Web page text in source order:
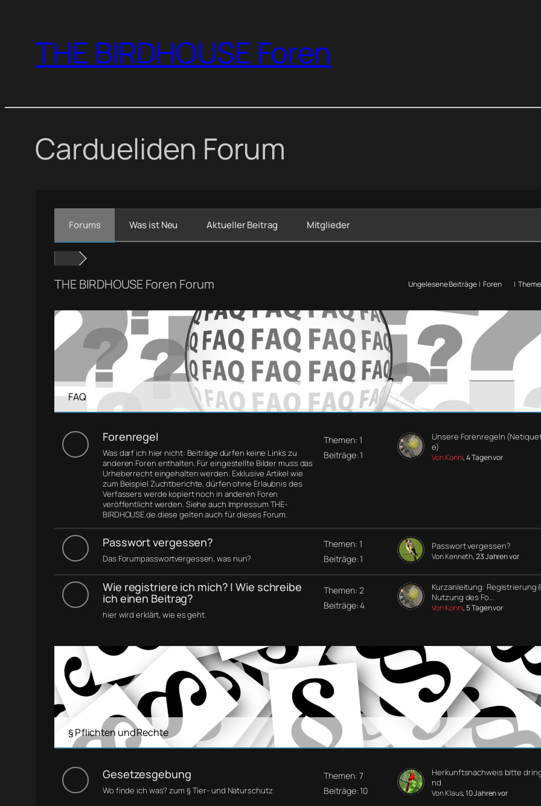
springenTHE BIRDHOUSE Foren
Cardueliden Forum
Forums Was ist Neu Aktueller Beitrag Mitglieder
THE BIRDHOUSE Foren Forum Ungelesene Beiträge | Foren |
FAQ
Forenregel
Was darf ich hier nicht: Beiträge dürfen keine Links zu
anderen Foren enthalten. Für eingestellte Bilder muss das
Urheberrecht eingehalten werden. Exklusive Artikel wie
zum Beispiel Zuchtberichte, dürfen ohne Erlaubnis des
Verfassers werde kopiert noch in anderen Foren
veröffentlicht werden. Siehe auch Impressum THE-
BIRDHOUSE.de diese gelten auch für dieses Forum.
Themen: 1
Beiträge: 1
Unsere Forenregeln
e)
Von Konni, 4 Tagen vor
Passwort vergessen?
Das Forumpasswortvergessen, was nun?
Themen: 1
Beiträge: 1
Passwort vergessen?
Von Kenneth, 23 Jahren vor
Wie registriere ich mich? | Wie schreibe
ich einen Beitrag?
hier wird erklärt, wie es geht.
Themen: 2
Beiträge: 4
Kurzanleitung: Registrierung
Nutzung des Fo…
Von Konni, 5 Tagen vor
§ Pflichten und Rechte
Gesetzesgebung
Wo finde ich was? zum § Tier- und Naturschutz
Themen: 7
Beiträge: 10
Herkunftsnachweis bitte
nd
Von Klaus, 10 Jahren vor